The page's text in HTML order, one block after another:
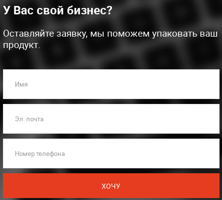
У Вас свой бизнес?
Оставляйте заявку, мы поможем упаковать ваш
продукт.
Имя
Эл. почта
Номер телефона
ХОЧУ